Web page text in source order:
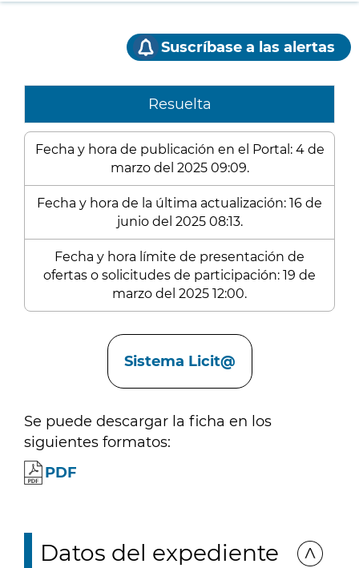
Suscríbase a las alertas
Resuelta
Fecha y hora de publicación en el Portal: 4 de
marzo del 2025 09:09.
Fecha y hora de la última actualización: 16 de
junio del 2025 08:13.
Fecha y hora límite de presentación de
ofertas o solicitudes de participación: 19 de
marzo del 2025 12:00.
Sistema Licit@
Se puede descargar la ficha en los
siguientes formatos:
PDF
Datos del expediente